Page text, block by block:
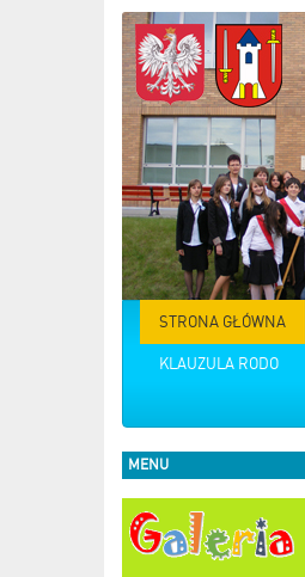
STRONA GŁÓWNA
KLAUZULA RODO
MENU